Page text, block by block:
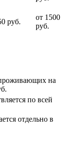
руб.
от 1500
руб.
на
по всей
отдельно в